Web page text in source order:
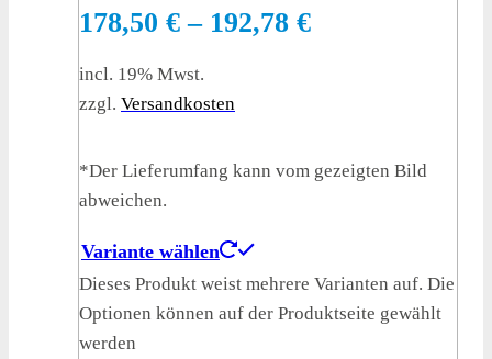
178,50 € – 192,78 €
incl. 19% Mwst.
zzgl. Versandkosten
*Der Lieferumfang kann vom gezeigten Bild
abweichen.
Variante wählen
Dieses Produkt weist mehrere Varianten auf. Die
Optionen können auf der Produktseite gewählt
werden